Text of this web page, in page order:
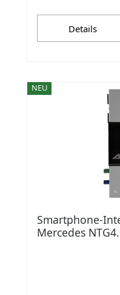
Details
NEU
Smartphone-
Mercedes